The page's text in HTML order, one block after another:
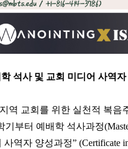
석사 및 교회 미디어 사역
역 교회를 위한 실천적 복음
부터 예배학 석사과정
역자 양성과정” (Certificate